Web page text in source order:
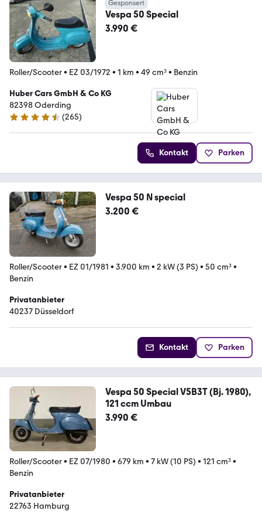
Gesponsert
Vespa 50 Special
3.990 €
Roller/Scooter• EZ 03/1972 • 1 km • 49 cm³• Benzin
Huber Cars GmbH & Co KG
82398 Oderding
4.7 Sterne
(265)
Kontakt Parken
Vespa 50 N special
3.200 €
Roller/Scooter• EZ 01/1981 • 3.900 km • 2 kW (3 PS) • 50 cm³•
Benzin
Privatanbieter
40237 Düsseldorf
Kontakt Parken
Vespa 50 Special V5B3T (Bj. 1980),
121 ccm Umbau
3.990 €
Roller/Scooter• EZ 07/1980 • 679 km • 7 kW (10 PS) • 121 cm³•
Benzin
Privatanbieter
22763 Hamburg